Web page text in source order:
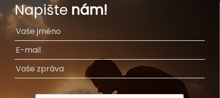
Napište nám!